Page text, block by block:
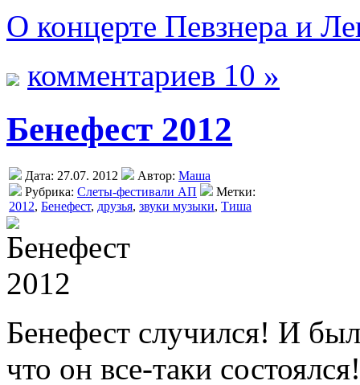
О концерте Певзнера и
комментариев 10 »
Бенефест 2012
Дата: 27.07. 2012 Автор: Маша
Рубрика: Слеты-фестивали АП
Метки:
2012, Бенефест, друзья, звуки музыки, Тиша
Бенефест случился! И
что он все-таки